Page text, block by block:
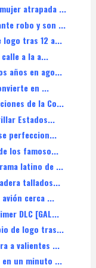
atrapada ...
robo y son ...
logo tras 12 a...
a la a...
años en ago...
en ...
de la Co...
Estados...
perfeccion...
los famoso...
latino de ...
tallados...
cerca ...
DLC [GAL...
de logo tras...
a valientes ...
en un minuto ...